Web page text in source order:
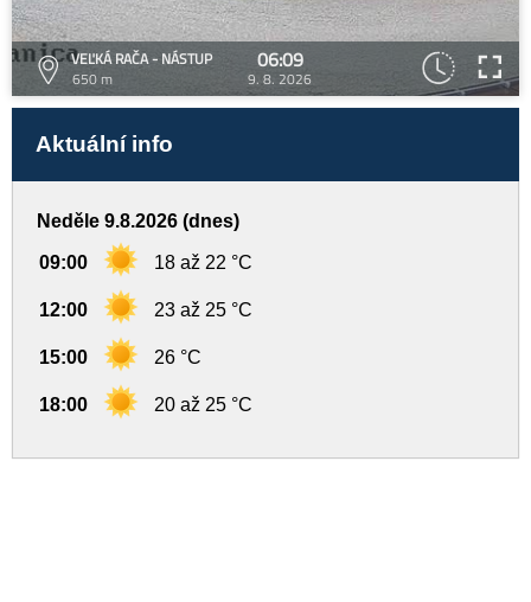
VEĽKÁ RAČA - NÁSTUP
650 m
06:09
9. 8. 2026
Aktuální info
Neděle 9.8.2026 (dnes)
09:00 18 až 22 °C
12:00 23 až 25 °C
15:00 26 °C
18:00 20 až 25 °C